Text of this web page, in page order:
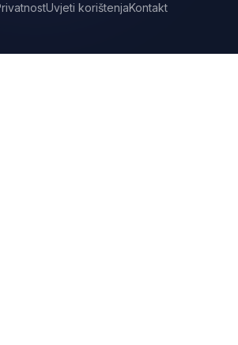
Uvjeti korištenjaKontakt